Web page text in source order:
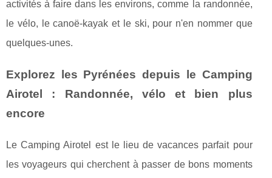
activités à faire dans les environs, comme la randonnée,
le vélo, le canoë-kayak et le ski, pour n'en nommer que
quelques-unes.
Explorez les Pyrénées depuis le Camping
Airotel : Randonnée, vélo et bien plus
encore
Le Camping Airotel est le lieu de vacances parfait pour
les voyageurs qui cherchent à passer de bons moments